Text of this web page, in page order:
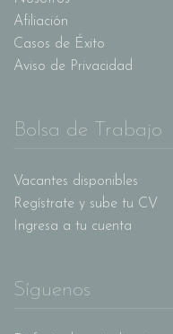
Afiliación
Casos de Éxito
Aviso de Privacidad
Bolsa de Trabajo
Vacantes disponibles
Regístrate y sube tu CV
Ingresa a tu cuenta
Síguenos